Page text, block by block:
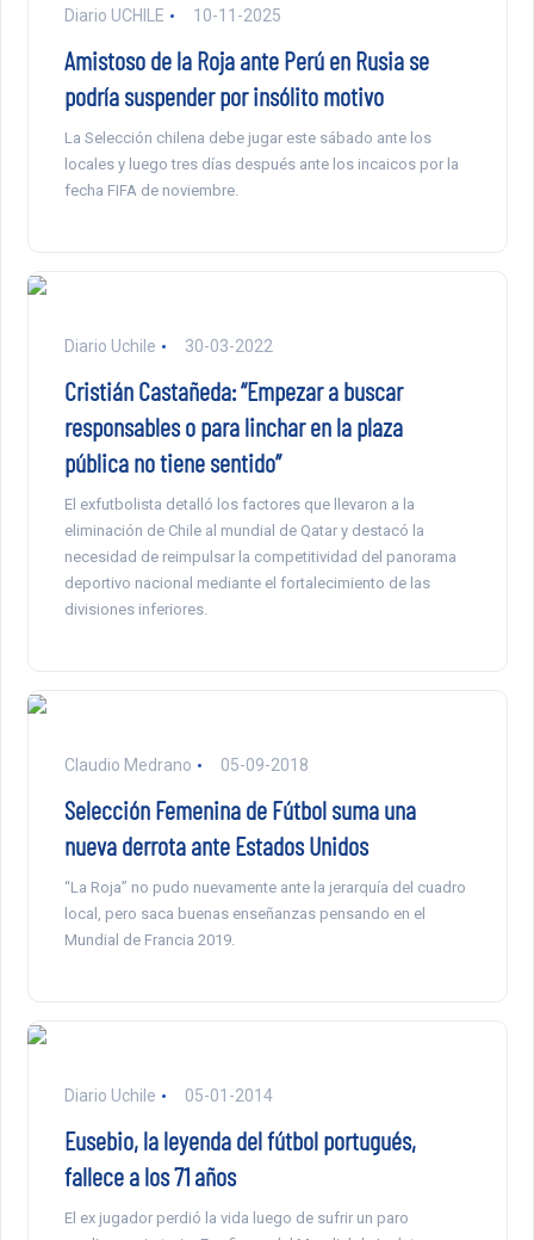
Diario UCHILE 10-11-2025
Amistoso de la Roja ante Perú en Rusia se
podría suspender por insólito motivo
La Selección chilena debe jugar este sábado ante los
locales y luego tres días después ante los incaicos por la
fecha FIFA de noviembre.
Diario Uchile 30-03-2022
Cristián Castañeda: “Empezar a buscar
responsables o para linchar en la plaza
pública no tiene sentido”
El exfutbolista detalló los factores que llevaron a la
eliminación de Chile al mundial de Qatar y destacó la
necesidad de reimpulsar la competitividad del panorama
deportivo nacional mediante el fortalecimiento de las
divisiones inferiores.
Claudio Medrano 05-09-2018
Selección Femenina de Fútbol suma una
nueva derrota ante Estados Unidos
“La Roja” no pudo nuevamente ante la jerarquía del cuadro
local, pero saca buenas enseñanzas pensando en el
Mundial de Francia 2019.
Diario Uchile 05-01-2014
Eusebio, la leyenda del fútbol portugués,
fallece a los 71 años
El ex jugador perdió la vida luego de sufrir un paro